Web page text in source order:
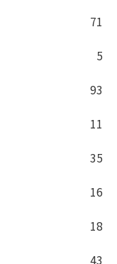
71
5
93
11
35
16
18
43